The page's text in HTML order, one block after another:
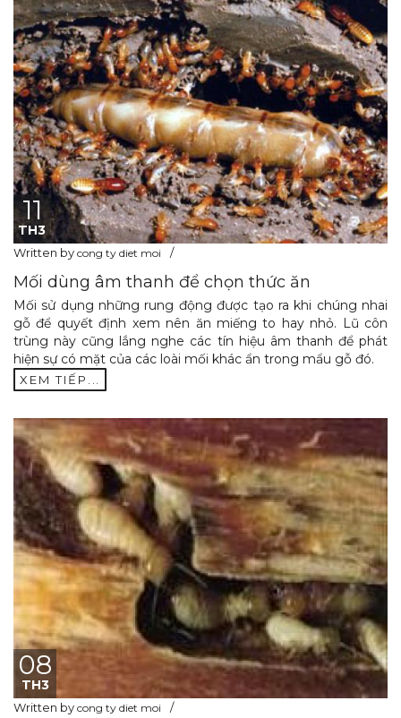
11
TH3
Written by cong ty diet moi
Mối dùng âm thanh để chọn thức ăn
Mối sử dụng những rung động được tạo ra khi chúng nhai
gỗ để quyết định xem nên ăn miếng to hay nhỏ. Lũ côn
trùng này cũng lắng nghe các tín hiệu âm thanh để phát
hiện sự có mặt của các loài mối khác ẩn trong mẩu gỗ đó.
XEM TIẾP...
08
TH3
Written by cong ty diet moi